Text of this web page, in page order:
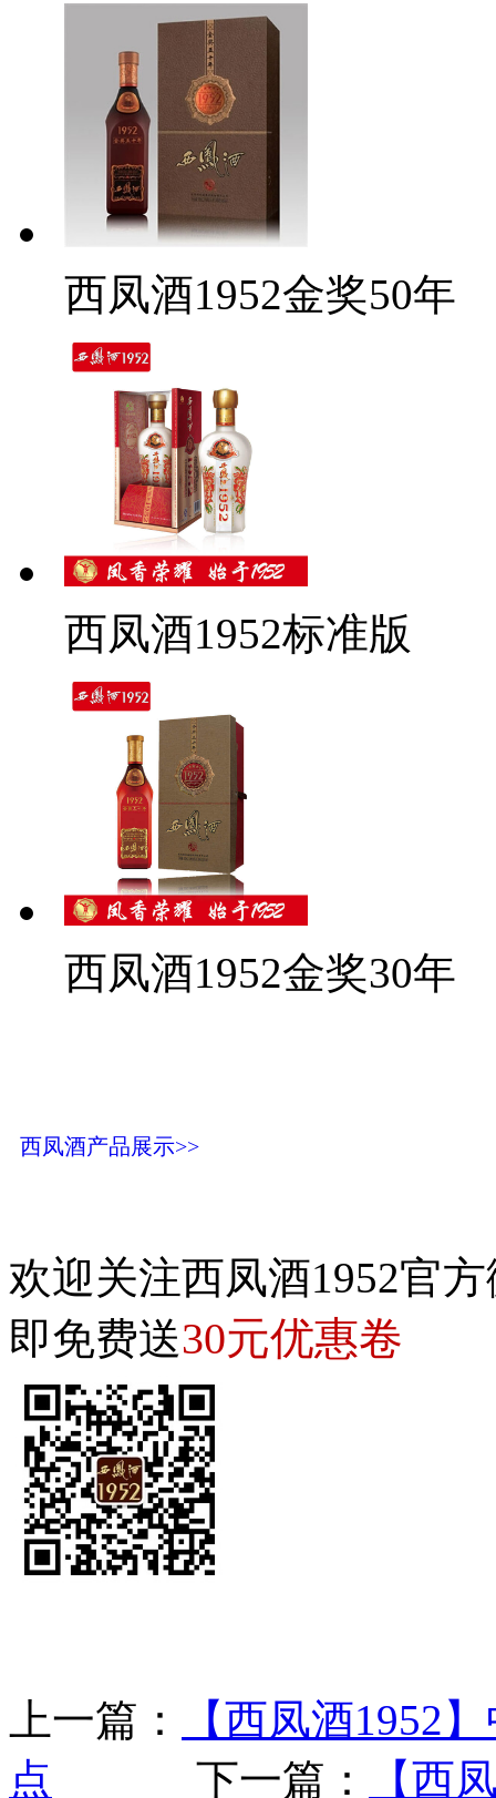
西凤酒1952金奖50年
西凤酒1952标准版
西凤酒1952金奖30年
西凤酒产品展示>>
欢迎关注西凤酒1952官
即免费送30元优惠卷
上一篇：
【西凤酒1952
点 下一篇： 【西